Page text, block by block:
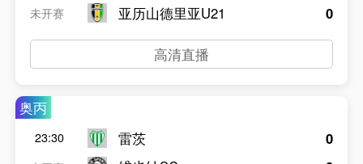
未开赛
亚历山德里亚U21
0
高清直播
奥丙
23:30
雷茨
0